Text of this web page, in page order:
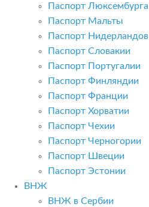
Паспорт Люксембурга
Паспорт Мальты
Паспорт Нидерландов
Паспорт Словакии
Паспорт Португалии
Паспорт Финляндии
Паспорт Франции
Паспорт Хорватии
Паспорт Чехии
Паспорт Черногории
Паспорт Швеции
Паспорт Эстонии
ВНЖ
ВНЖ в Сербии